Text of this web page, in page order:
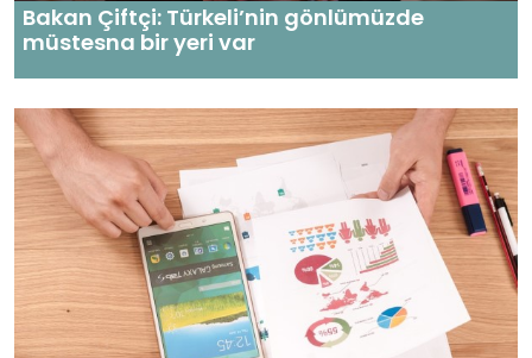
Bakan Çiftçi: Türkeli’nin gönlümüzde
müstesna bir yeri var